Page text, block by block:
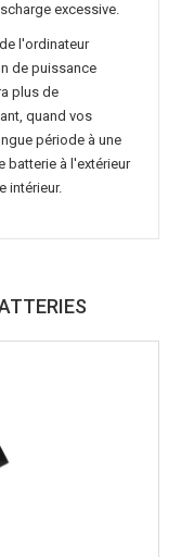
excessive.
l'ordinateur
de puissance
plus de
quand vos
période à une
batterie à l'extérieur
intérieur.